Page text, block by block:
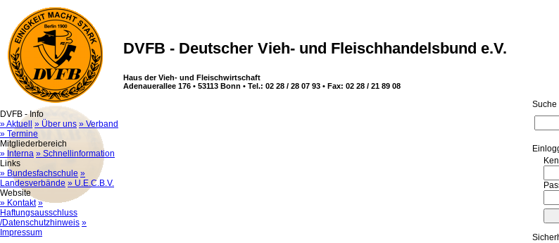
DVFB - Deutscher Vieh- und Fleischhandelsbund e.V.
Haus der Vieh- und Fleischwirtschaft
Adenauerallee 176 • 53113 Bonn • Tel.: 02 28 / 28 07 93 • Fax: 02 28 / 21 89 08
DVFB - Info
» Aktuell
» Über uns » Verband
» Termine
Mitgliederbereich
» Interna » Schnellinformation
Links
» Bundesfachschule »
Landesverbände » U.E.C.B.V.
Website
» Kontakt »
Haftungsausschluss
/Datenschutzhinweis »
Impressum
Suche